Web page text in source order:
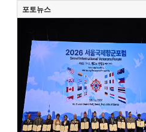
포토뉴스